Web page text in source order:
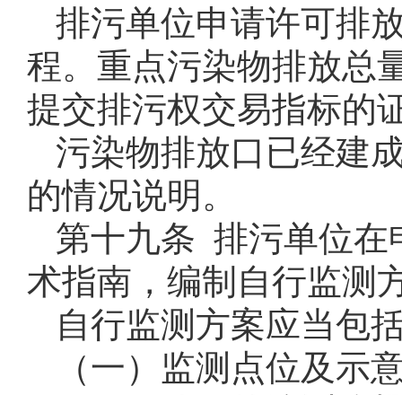
排污单位申请许可排
程。重点污染物排放总
提交排污权交易指标的
污染物排放口已经建
的情况说明。
第十九条 排污单位在
术指南，编制自行监测
自行监测方案应当包
（一）监测点位及示